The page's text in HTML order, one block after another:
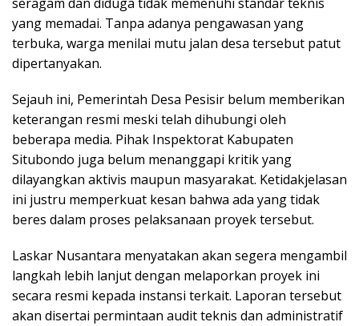
yang memadai. Tanpa adanya pengawasan yang
terbuka, warga menilai mutu jalan desa tersebut patut
dipertanyakan.
Sejauh ini, Pemerintah Desa Pesisir belum memberikan
keterangan resmi meski telah dihubungi oleh
beberapa media. Pihak Inspektorat Kabupaten
Situbondo juga belum menanggapi kritik yang
dilayangkan aktivis maupun masyarakat. Ketidakjelasan
ini justru memperkuat kesan bahwa ada yang tidak
beres dalam proses pelaksanaan proyek tersebut.
Laskar Nusantara menyatakan akan segera mengambil
langkah lebih lanjut dengan melaporkan proyek ini
secara resmi kepada instansi terkait. Laporan tersebut
akan disertai permintaan audit teknis dan administratif